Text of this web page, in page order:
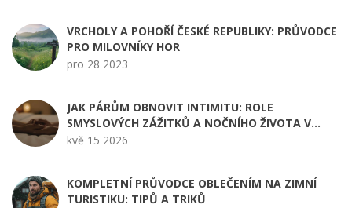
VRCHOLY A POHOŘÍ ČESKÉ REPUBLIKY: PRŮVODCE
PRO MILOVNÍKY HOR
pro 28 2023
JAK PÁRŮM OBNOVIT INTIMITU: ROLE
SMYSLOVÝCH ZÁŽITKŮ A NOČNÍHO ŽIVOTA V
PRAZE
kvě 15 2026
KOMPLETNÍ PRŮVODCE OBLEČENÍM NA ZIMNÍ
TURISTIKU: TIPŮ A TRIKŮ